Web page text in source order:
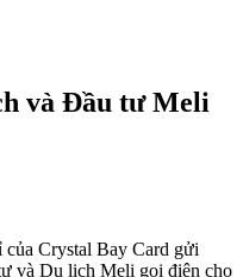
và Đầu tư Meli
Crystal Bay Card gửi
và Du lịch Meli gọi điện cho